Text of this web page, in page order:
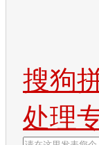
搜狗
处理